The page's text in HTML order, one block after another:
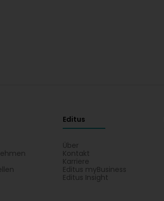
Editus
Über
Kontakt
Karriere
Editus myBusiness
Editus Insight